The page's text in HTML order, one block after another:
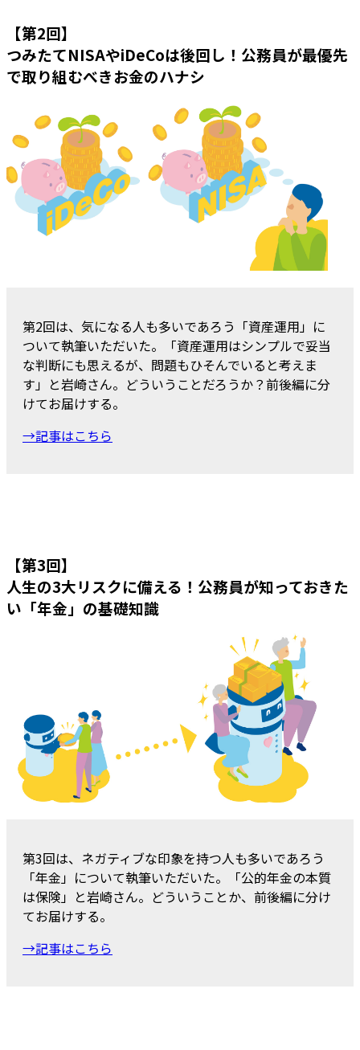
【第2回】
つみたてNISAやiDeCoは後回し！公務員が最優先
で取り組むべきお金のハナシ
第2回は、気になる人も多いであろう「資産運用」に
ついて執筆いただいた。「資産運用はシンプルで妥当
な判断にも思えるが、問題もひそんでいると考えま
す」と岩崎さん。どういうことだろうか？前後編に分
けてお届けする。
→記事はこちら
【第3回】
人生の3大リスクに備える！公務員が知っておきた
い「年金」の基礎知識
第3回は、ネガティブな印象を持つ人も多いであろう
「年金」について執筆いただいた。「公的年金の本質
は保険」と岩崎さん。どういうことか、前後編に分け
てお届けする。
→記事はこちら